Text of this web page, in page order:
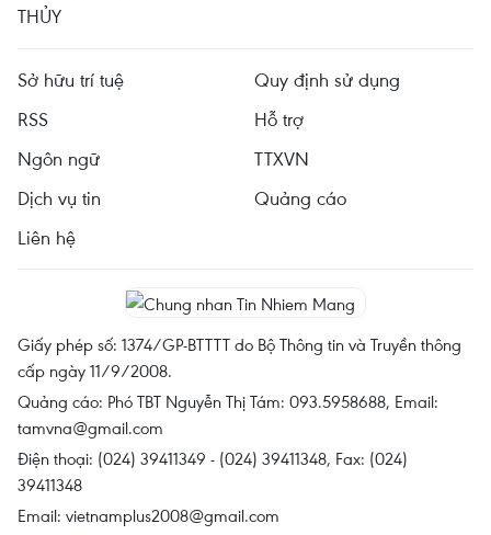
THỦY
Sở hữu trí tuệ
Quy định sử dụng
RSS
Hỗ trợ
Ngôn ngữ
TTXVN
Dịch vụ tin
Quảng cáo
Liên hệ
Giấy phép số: 1374/GP-BTTTT do Bộ Thông tin và Truyền thông
cấp ngày 11/9/2008.
Quảng cáo: Phó TBT Nguyễn Thị Tám: 093.5958688, Email:
tamvna@gmail.com
Điện thoại: (024) 39411349 - (024) 39411348, Fax: (024)
39411348
Email: vietnamplus2008@gmail.com